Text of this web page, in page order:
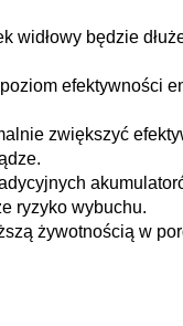
widłowy będzie
efektywności
zwiększyć
ryzyko wybuchu.
żywotnością w